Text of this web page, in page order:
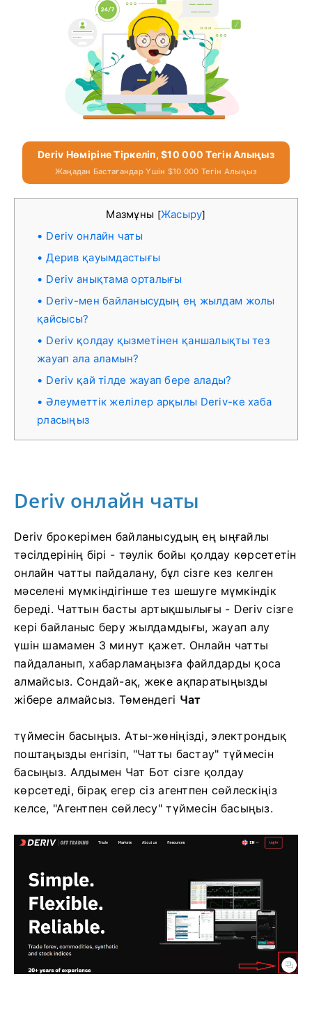
Deriv Нөміріне Тіркеліп, $10 000 Тегін Алыңыз
Жаңадан Бастағандар Үшін $10 000 Тегін Алыңыз
Мазмұны [Жасыру]
Deriv онлайн чаты
Дерив қауымдастығы
Deriv анықтама орталығы
Deriv-мен байланысудың ең жылдам жолы
қайсысы?
Deriv қолдау қызметінен қаншалықты тез
жауап ала аламын?
Deriv қай тілде жауап бере алады?
Әлеуметтік желілер арқылы Deriv-ке хаба
рласыңыз
Deriv онлайн чаты
Deriv брокерімен байланысудың ең ыңғайлы
тәсілдерінің бірі - тәулік бойы қолдау көрсететін
онлайн чатты пайдалану, бұл сізге кез келген
мәселені мүмкіндігінше тез шешуге мүмкіндік
береді. Чаттын басты артықшылығы - Deriv сізге
кері байланыс беру жылдамдығы, жауап алу
үшін шамамен 3 минут қажет. Онлайн чатты
пайдаланып, хабарламаңызға файлдарды қоса
алмайсыз. Сондай-ақ, жеке ақпаратыңызды
жібере алмайсыз. Төмендегі Чат
түймесін басыңыз.Аты-жөніңізді, электрондық
поштаңызды енгізіп, "Чатты бастау" түймесін
басыңыз. Алдымен Чат Бот сізге қолдау
көрсетеді, бірақ егер сіз агентпен сөйлескіңіз
келсе, "Агентпен сөйлесу" түймесін басыңыз.